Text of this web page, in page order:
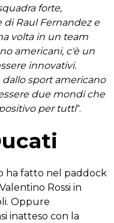
forte,
Raul Fernandez e
volta in un team
americani, c'è un
innovativi.
sport americano
due mondi che
per tutti".
ha fatto nel paddock
Rossi in
Oppure
inatteso con la